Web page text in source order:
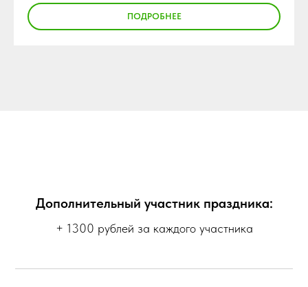
ПОДРОБНЕЕ
Дополнительный участник праздника:
+ 1300 рублей за каждого участника